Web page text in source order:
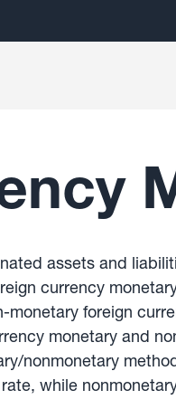
assets and
currency
foreign
monetary and
nonmonetary
while